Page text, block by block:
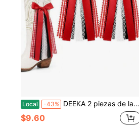
Local -43% DEEKA 2 piezas de lazos para botas inspirados en rojo y negro, accesorios para botas de vaquera, día de juego universitario, concierto country, cinta de graduación occidental
$9.60